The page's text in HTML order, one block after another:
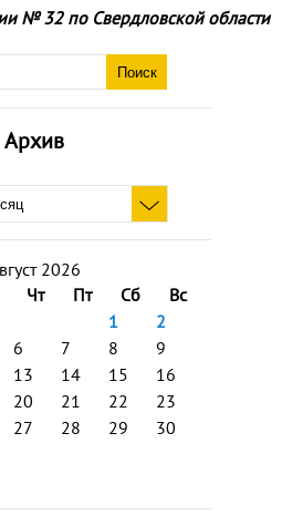
Архив
2026
Чт Пт Сб
Вс
1
2
6 7 8
9
13 14 15
16
20 21 22
23
27 28 29
30
№ 32 по Свердловской области